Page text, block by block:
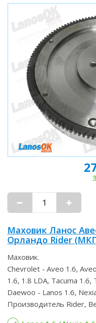
Маховик Ланос
Орландо Rider
Маховик.
Chevrolet - Aveo 1.6,
1.6, 1.8 LDA, Tacuma
Daewoo - Lanos 1.6,
Производитель Rider,